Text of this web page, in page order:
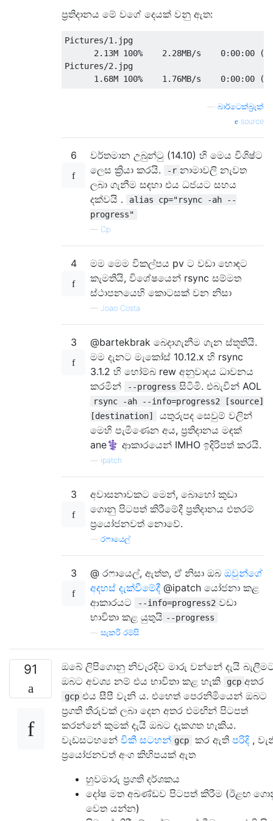
ප්‍රතිදානය මේ වගේ දෙයක් වනු ඇත:
Pictures/1.jpg
2.13M 100%    2.28MB/s    0:00:00
Pictures/2.jpg
බාර්ටෙක්බ්‍රැක්
source
6
වර්තමාන උබුන්ටු (14.10) හි මෙය විශිෂ්ට
ලෙස ක්‍රියා කරයි.
-r නාමාවලි නැවත
ලබා ගැනීම සඳහා එය ධජයට සහය
දක්වයි .
alias cp="rsync -ah --
progress"
— Cp
4
මම මෙම විකල්පය pv ට වඩා හොඳට
කැමතියි, විශේෂයෙන් rsync සම්මත
ස්ථාපනයෙහි කොටසක් වන නිසා
— Joao Costa
3
@bartekbrak බෙදාගැනීම ගැන ස්තූතියි.
මම දැනට මැකෝස් 10.12.x හි rsync
3.1.2 හි හෝම්බ rew අනුවාදය ධාවනය
කරමින්
--progress සිටිමි. එබැවින් AOL
rsync -ah --info=progress2 [source]
[destination]
යතුරුපද සෙවුම් වලින්
මෙහි පැමිණෙන අය, ප්‍රතිදානය මඳක්
ane‍⚕️ ආකාරයෙන් IMHO ඉදිරිපත් කරයි.
ipatch
3
අවාසනාවකට මෙන්, බොහෝ කුඩා
ගොනු පිටපත් කිරීමේදී ප්‍රතිදානය එතරම්
ප්‍රයෝජනවත් නොවේ.
රෆායෙල්
3 @ රෆායෙල්, ඇත්ත, ඒ නිසා ඔබ ඔවුන්ගේ
අදහස් දැක්වීමේදී @ipatch යෝජනා කළ
ආකාරයට
--info=progress2 වඩා
භාවිතා කළ යුතුයි --progress
සැකරි රම්සි
91
ඔබේ ලිපිගොනු නිවැරදිව මාරු වන්නේ දැයි
ඔබට අවශ්‍ය නම් එය භාවිතා කළ හැකි
gcp අතර
gcp එය සීපී වැනි ය. එහෙත් පෙරනිමියෙන් ඔබට
ප්‍රගති තීරුවක් ලබා දෙන අතර එමඟින් පිටපත්
කරන්නේ කුමක් දැයි ඔබට දැකගත හැකිය.
වැඩසටහනේ විකී සටහන් gcp කර ඇති පරිදි ,
ප්‍රයෝජනවත් අංග කිහිපයක් ඇත
හුවමාරු ප්‍රගති දර්ශකය
දෝෂ මත අඛණ්ඩව පිටපත් කිරීම (ඊළඟ
වෙත යන්න)